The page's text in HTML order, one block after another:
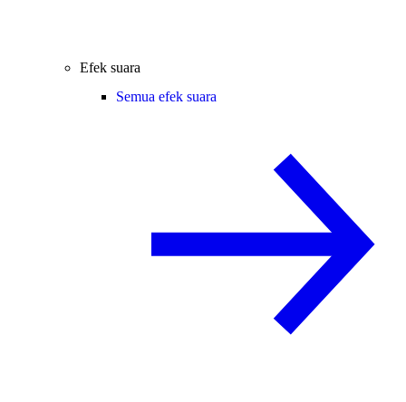
Efek suara
Semua efek suara